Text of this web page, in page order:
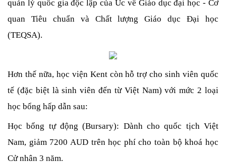
quản lý quốc gia độc lập của Úc về Giáo dục đại học - Cơ
quan Tiêu chuẩn và Chất lượng Giáo dục Đại học
(TEQSA).
Hơn thế nữa, học viện Kent còn hỗ trợ cho sinh viên quốc
tế (đặc biệt là sinh viên đến từ Việt Nam) với mức 2 loại
học bổng hấp dẫn sau:
Học bổng tự động (Bursary): Dành cho quốc tịch Việt
Nam, giảm 7200 AUD trên học phí cho toàn bộ khoá học
Cử nhân 3 năm.